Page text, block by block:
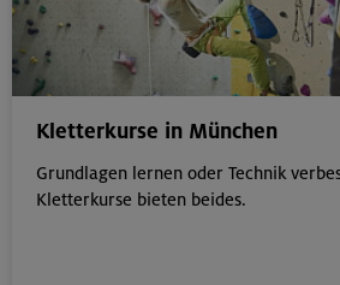
Kletterkurse in München
Grundlagen lernen oder Technik
Kletterkurse bieten beides.